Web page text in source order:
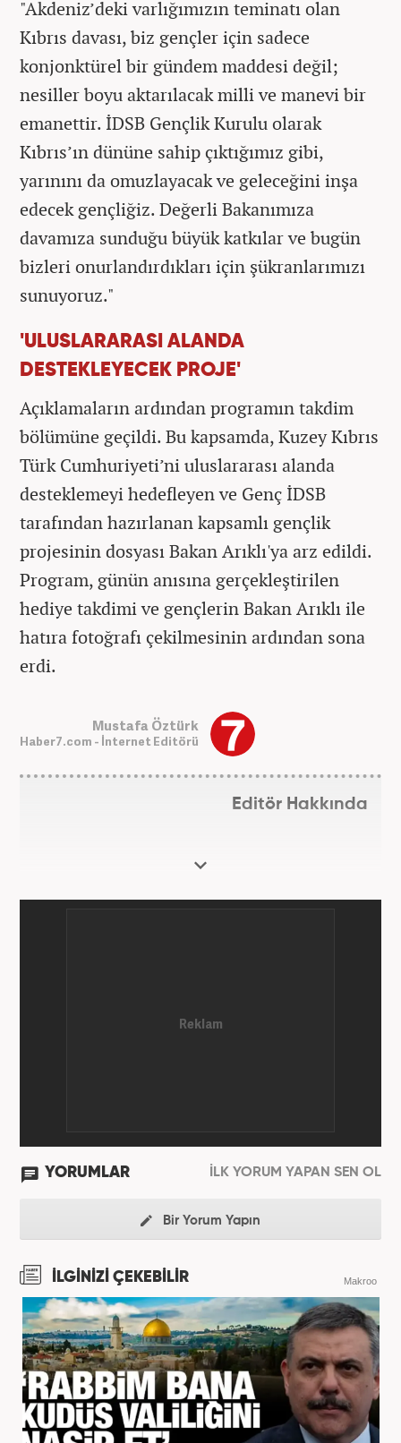
"Akdeniz’deki varlığımızın teminatı olan
Kıbrıs davası, biz gençler için sadece
konjonktürel bir gündem maddesi değil;
nesiller boyu aktarılacak milli ve manevi bir
emanettir. İDSB Gençlik Kurulu olarak
Kıbrıs’ın dününe sahip çıktığımız gibi,
yarınını da omuzlayacak ve geleceğini inşa
edecek gençliğiz. Değerli Bakanımıza
davamıza sunduğu büyük katkılar ve bugün
bizleri onurlandırdıkları için şükranlarımızı
sunuyoruz."
'ULUSLARARASI ALANDA
DESTEKLEYECEK PROJE'
Açıklamaların ardından programın takdim
bölümüne geçildi. Bu kapsamda, Kuzey Kıbrıs
Türk Cumhuriyeti’ni uluslararası alanda
desteklemeyi hedefleyen ve Genç İDSB
tarafından hazırlanan kapsamlı gençlik
projesinin dosyası Bakan Arıklı'ya arz edildi.
Program, günün anısına gerçekleştirilen
hediye takdimi ve gençlerin Bakan Arıklı ile
hatıra fotoğrafı çekilmesinin ardından sona
erdi.
Mustafa Öztürk
Haber7.com - İnternet Editörü
Editör Hakkında
YORUMLAR İLK YORUM YAPAN SEN OL
Bir Yorum Yapın
İLGİNİZİ ÇEKEBİLİR Makroo